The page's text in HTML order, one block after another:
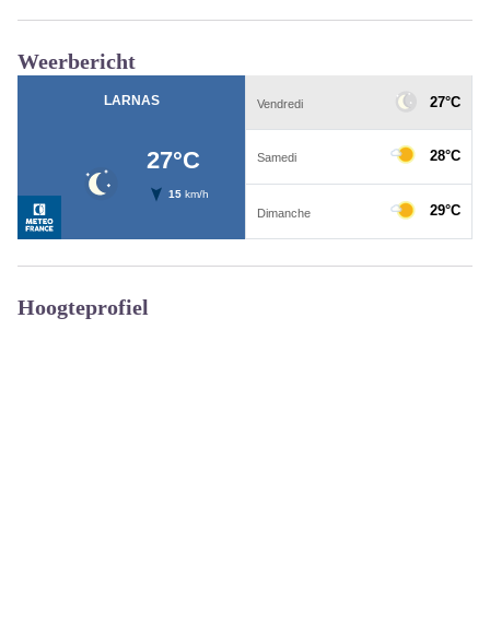
Weerbericht
Hoogteprofiel